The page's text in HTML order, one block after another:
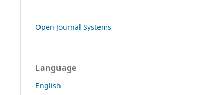
Open Journal Systems
Language
English